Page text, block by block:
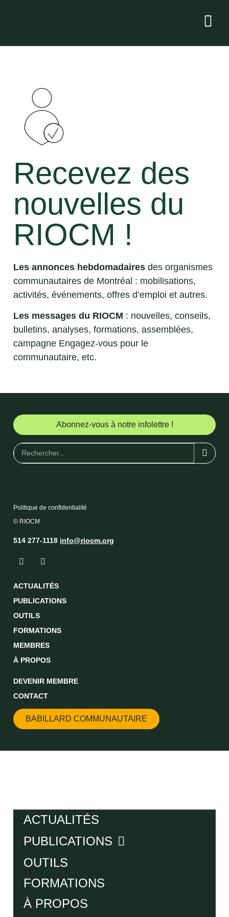
Recevez des
nouvelles du
RIOCM !
Les annonces hebdomadaires des organismes
communautaires de Montréal : mobilisations,
activités, événements, offres d’emploi et autres.
Les messages du RIOCM : nouvelles, conseils,
bulletins, analyses, formations, assemblées,
campagne Engagez-vous pour le
communautaire, etc.
Abonnez-vous à notre infolettre !
Politique de confidentialité
© RIOCM
514 277-1118 info@riocm.org
ACTUALITÉS
PUBLICATIONS
OUTILS
FORMATIONS
MEMBRES
À PROPOS
DEVENIR MEMBRE
CONTACT
BABILLARD COMMUNAUTAIRE
ACTUALITÉS
PUBLICATIONS
OUTILS
FORMATIONS
À PROPOS